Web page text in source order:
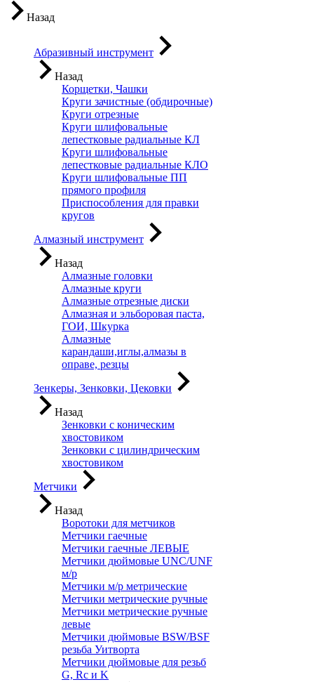
Назад
Абразивный инструмент
Назад
Корщетки, Чашки
Круги зачистные (обдирочные)
Круги отрезные
Круги шлифовальные
лепестковые радиальные КЛ
Круги шлифовальные
лепестковые радиальные КЛО
Круги шлифовальные ПП
прямого профиля
Приспособления для правки
кругов
Алмазный инструмент
Назад
Алмазные головки
Алмазные круги
Алмазные отрезные диски
Алмазная и эльборовая паста,
ГОИ, Шкурка
Алмазные
карандаши,иглы,алмазы в
оправе, резцы
Зенкеры, Зенковки, Цековки
Назад
Зенковки с коническим
хвостовиком
Зенковки с цилиндрическим
хвостовиком
Метчики
Назад
Воротоки для метчиков
Метчики гаечные
Метчики гаечные ЛЕВЫЕ
Метчики дюймовые UNC/UNF
м/р
Метчики м/р метрические
Метчики метрические ручные
Метчики метрические ручные
левые
Метчики дюймовые BSW/BSF
резьба Уитворта
Метчики дюймовые для резьб
G, Rc и K